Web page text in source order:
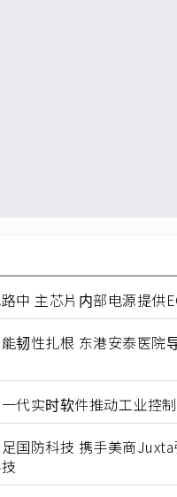
中 主芯片内部电源提供
韧性扎根 东港安泰医院
代实时软件推动工业控
国防科技 携手美商